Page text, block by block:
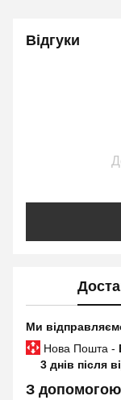
Відгуки
Ми
Нова Пошта -
3 днів після
З